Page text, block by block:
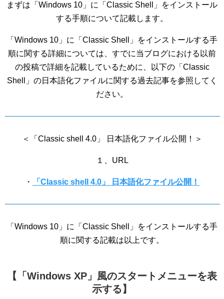
まずは「Windows 10」に「Classic Shell」をインストール
する手順について記載します。
「Windows 10」に「Classic Shell」をインストールする手
順に関する詳細については、すでに当ブログにおける以前
の投稿で詳細を記載しているために、以下の「Classic
Shell」の日本語化ファイルに関する過去記事を参照してく
ださい。
＜「Classic shell 4.0」 日本語化ファイル公開！＞
１、URL
・ 「Classic shell 4.0」 日本語化ファイル公開！
「Windows 10」に「Classic Shell」をインストールする手
順に関する記載は以上です。
【「Windows XP」風のスタートメニューを表
示する】